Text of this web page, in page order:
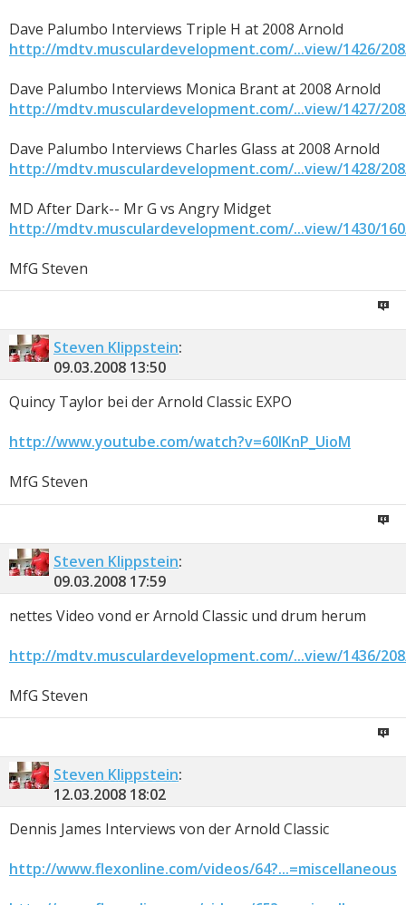
Dave Palumbo Interviews Triple H at 2008 Arnold
http://mdtv.musculardevelopment.com/...view/1426/
Dave Palumbo Interviews Monica Brant at 2008 Arnold
http://mdtv.musculardevelopment.com/...view/1427/
Dave Palumbo Interviews Charles Glass at 2008 Arnold
http://mdtv.musculardevelopment.com/...view/1428/
MD After Dark-- Mr G vs Angry Midget
http://mdtv.musculardevelopment.com/...view/1430/
MfG Steven
Steven Klippstein:
09.03.2008 13:50
Quincy Taylor bei der Arnold Classic EXPO
http://www.youtube.com/watch?v=60IKnP_UioM
MfG Steven
Steven Klippstein:
09.03.2008 17:59
nettes Video vond er Arnold Classic und drum herum
http://mdtv.musculardevelopment.com/...view/1436/
MfG Steven
Steven Klippstein:
12.03.2008 18:02
Dennis James Interviews von der Arnold Classic
http://www.flexonline.com/videos/64?...=miscellaneous